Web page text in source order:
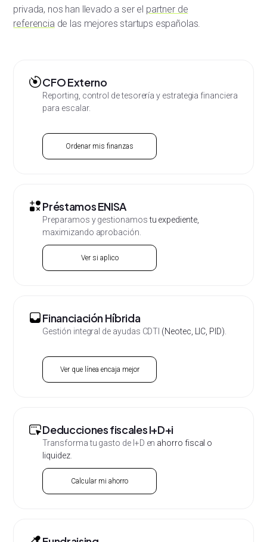
privada, nos han llevado a ser el partner de
referencia de las mejores startups españolas.
CFO Externo
Reporting, control de tesorería y estrategia financiera
para escalar.
Ordenar mis finanzas
Préstamos ENISA
Preparamos y gestionamostu expediente,
maximizando aprobación.
Ver si aplico
Financiación Híbrida
Gestión integral de ayudas CDTI (Neotec, LIC, PID)
Ver que línea encaja mejor
Deducciones fiscales I+D+i
Transforma tu gasto de I+D en ahorro fiscal o
liquidez.
Calcular mi ahorro